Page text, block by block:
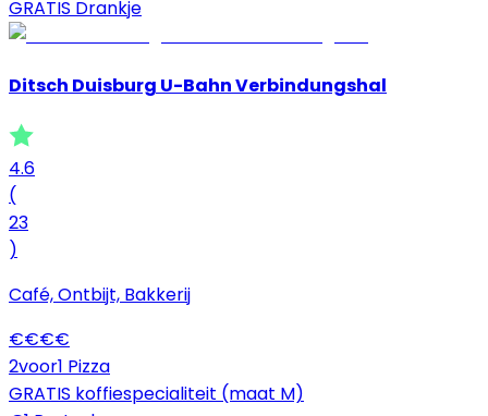
GRATIS Drankje
Ditsch Duisburg U-Bahn Verbindungshal
4.6
(
23
)
Café, Ontbijt, Bakkerij
€€€€
2voor1 Pizza
GRATIS koffiespecialiteit (maat M)